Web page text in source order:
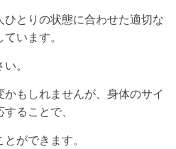
ひとりの状態に合わせた適切な
います。
。
もしれませんが、身体のサイ
ることで、
ができます。